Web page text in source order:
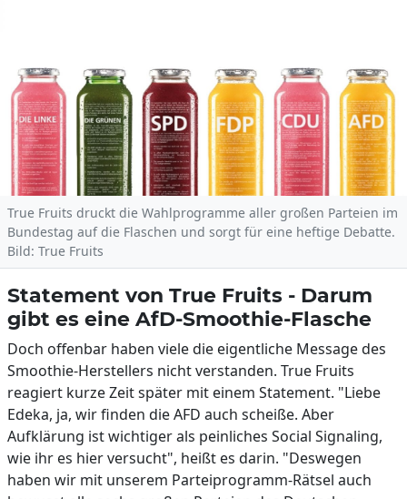
True Fruits druckt die Wahlprogramme aller großen Parteien im
Bundestag auf die Flaschen und sorgt für eine heftige Debatte.
Bild: True Fruits
Statement von True Fruits - Darum
gibt es eine AfD-Smoothie-Flasche
Doch offenbar haben viele die eigentliche Message des
Smoothie-Herstellers nicht verstanden. True Fruits
reagiert kurze Zeit später mit einem Statement. "Liebe
Edeka, ja, wir finden die AFD auch scheiße. Aber
Aufklärung ist wichtiger als peinliches Social Signaling,
wie ihr es hier versucht", heißt es darin. "Deswegen
haben wir mit unserem Parteiprogramm-Rätsel auch